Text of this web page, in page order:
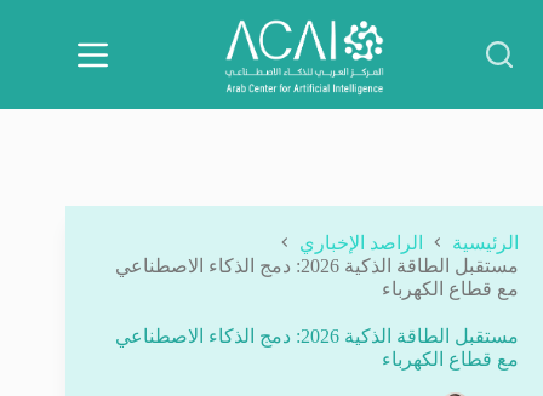
المحتوى
الرئيسية
الراصد الإخباري
مستقبل الطاقة الذكية 2026: دمج الذكاء الاصطناعي
مع قطاع الكهرباء
مستقبل الطاقة الذكية 2026: دمج الذكاء الاصطناعي
مع قطاع الكهرباء